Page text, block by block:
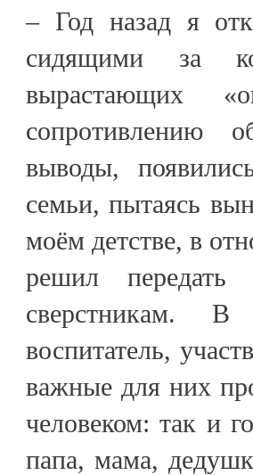
– Год назад я
сидящими за
вырастающих
сопротивлению
выводы,
семьи, пытаясь
моём детстве, в
решил
сверстникам.
воспитатель,
важные для них
человеком: так и
папа, мама,